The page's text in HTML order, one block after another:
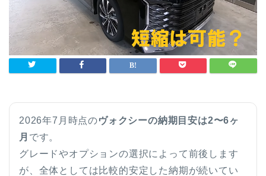
2026年7月時点のヴォクシーの納期目安は2〜6ヶ
月 です。
グレードやオプションの選択によって前後します
が、全体としては比較的安定した納期が続いてい